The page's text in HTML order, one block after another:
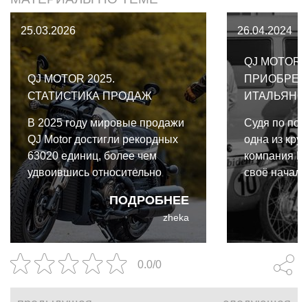
25.03.2026
QJ MOTOR 2025.
СТАТИСТИКА ПРОДАЖ
ПОДРОБНЕЕ
В 2025 году мировые продажи
QJ Motor достигли рекордных
63020 единиц, более чем
удвоившись относительно
предыдущего года.
zheka
26.04.2024
QJ MOTOR
Судя по
одна из
компания
своё
недавно
0.0/0